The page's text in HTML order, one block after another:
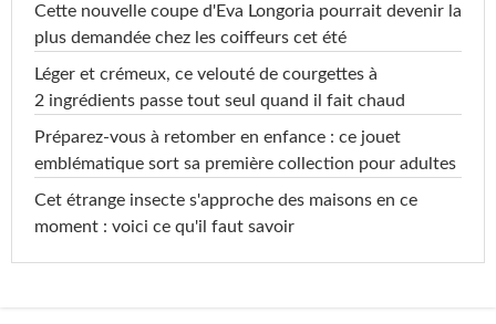
Cette nouvelle coupe d'Eva Longoria pourrait devenir la
plus demandée chez les coiffeurs cet été
Léger et crémeux, ce velouté de courgettes à
2 ingrédients passe tout seul quand il fait chaud
Préparez-vous à retomber en enfance : ce jouet
emblématique sort sa première collection pour adultes
Cet étrange insecte s'approche des maisons en ce
moment : voici ce qu'il faut savoir